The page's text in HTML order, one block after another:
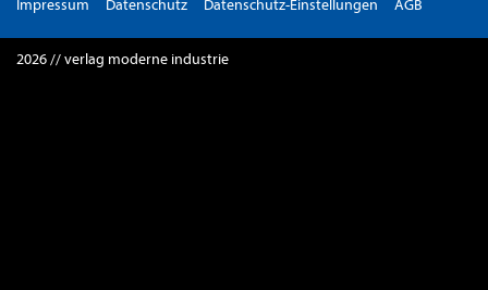
Impressum Datenschutz Datenschutz-Einstellungen AGB
2026 // verlag moderne industrie